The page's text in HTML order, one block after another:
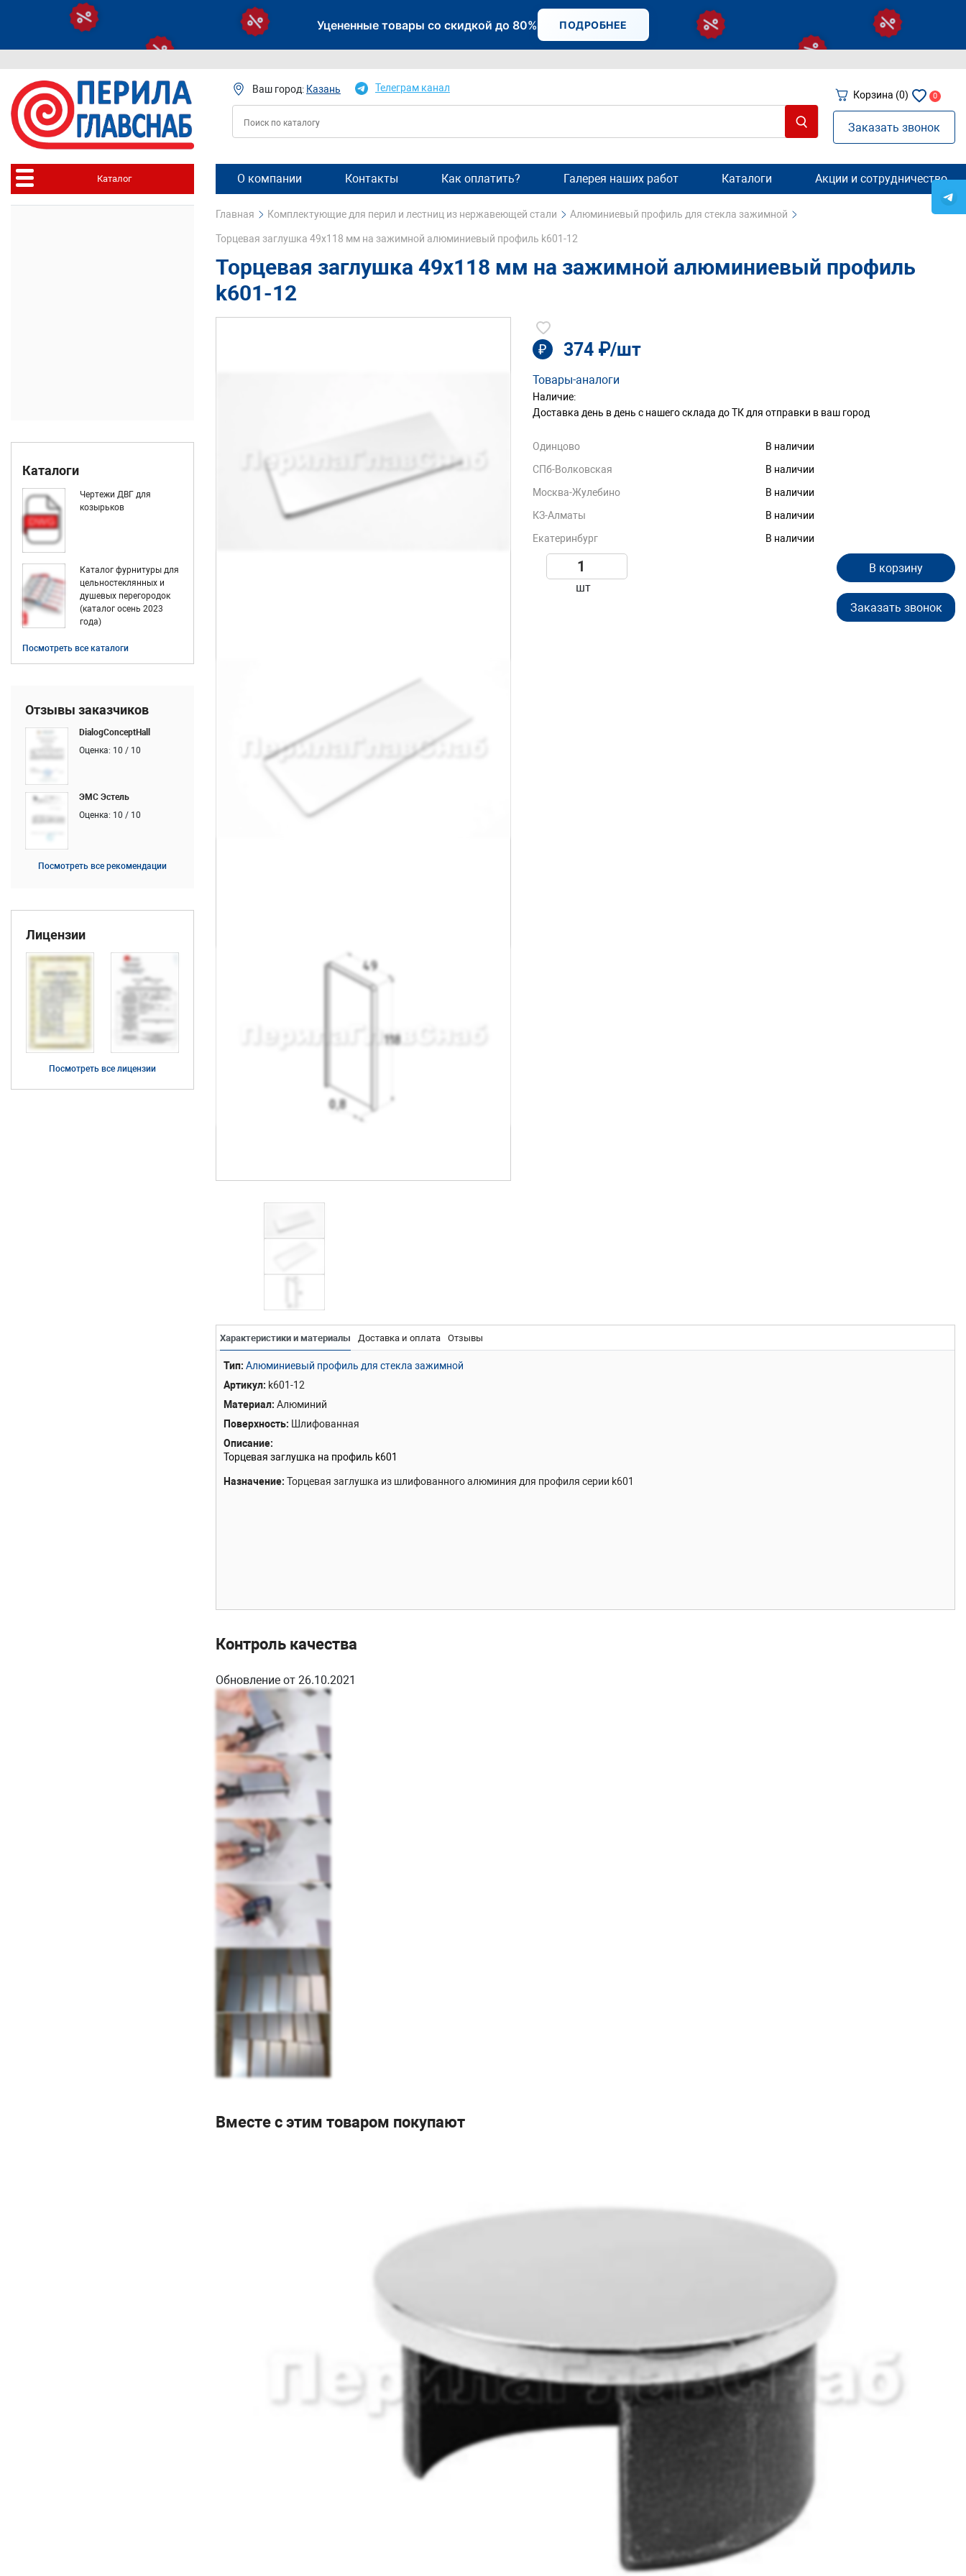
Уцененные товары со скидкой до 80% ПОДРОБНЕЕ
Ваш город: Казань Телеграм канал
Корзина (0) 0
Заказать звонок
Каталог
Каталоги
Чертежи ДВГ для
козырьков
Каталог фурнитуры для
цельностеклянных и
душевых перегородок
(каталог осень 2023
года)
Посмотреть все каталоги
Отзывы заказчиков
DialogConceptHall
Оценка: 10 / 10
ЭМС Эстель
Оценка: 10 / 10
Посмотреть все рекомендации
Лицензии
Посмотреть все лицензии
О компании Контакты Как оплатить? Галерея наших работ Каталоги Акции и сотрудничество
Главная Комплектующие для перил и лестниц из нержавеющей стали Алюминиевый профиль для стекла зажимной
Торцевая заглушка 49х118 мм на зажимной алюминиевый профиль k601-12
Торцевая заглушка 49х118 мм на зажимной алюминиевый профиль
k601-12
₽ 374 ₽/шт
Товары-аналоги
Наличие:
Доставка день в день с нашего склада до ТК для отправки в ваш город
Одинцово
В наличии
СПб-Волковская
В наличии
Москва-Жулебино
В наличии
КЗ-Алматы
В наличии
Екатеринбург
В наличии
шт
В корзину
Заказать звонок
Характеристики и материалы Доставка и оплата Отзывы
Тип Алюминиевый профиль для стекла зажимной
Артикул k601-12
Материал Алюминий
Поверхность
Шлифованная
Описание
Торцевая заглушка на профиль k601
Назначение Торцевая заглушка из шлифованного алюминия для профиля серии k601
Контроль качества
Обновление от 26.10.2021
Вместе с этим товаром покупают